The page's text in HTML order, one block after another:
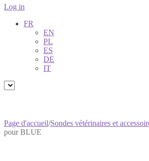
Log in
FR
EN
PL
ES
DE
IT
Page d'accueil/Sondes vétérinaires et
pour BLUE